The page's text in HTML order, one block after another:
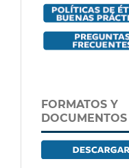
FORMATOS Y
DOCUMENTOS